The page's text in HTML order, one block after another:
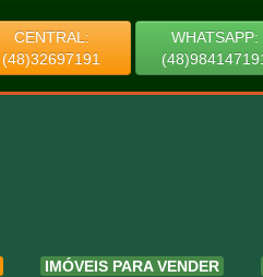
CENTRAL:
(48)32697191
WHATSAPP:
IMÓVEIS PARA VENDER